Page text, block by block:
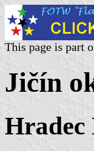
This page is part
Jičín
Hradec